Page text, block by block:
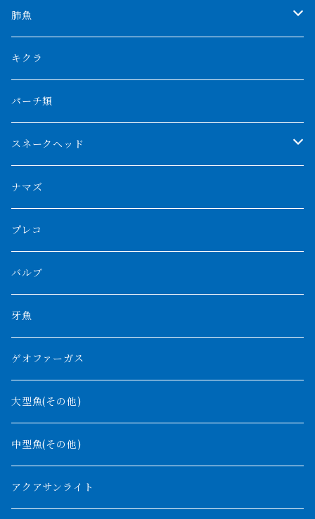
特殊アロワナ
厳選 過背金龍
フルゴールデンクロスバック
ブルーベースクロスバック
BILLY-KENオリジナルブランド紅龍
チョッパーレッド
ブルレッド
その他アジアアロワナ
特殊個体
紅龍
バンジャール
シルバーアロワナ
ブラックアロワナ
ノーザンバラムンディ
その他アロワナ
ダトニオプラスワン
リアルバンド
フォークバンド
フォーバータイガー
メニーバータイガー
ニューギニアダトニオ
特殊ポリプ
プラチナ個体
ショート個体
ハイブリッドポリプ
エンドリケリー
ギニア
ナイジェリア
ナイルビチャー
ナポレオンビチャー
バロ川
ビキールビキール
トゥルカナ湖
オモ川
タンガニーカビチャー
アンソルギー
コウロントン
ラプラディ
ギニア
ナイジェリア
コンギクス
オルナティピンニス
コンゴ
ウィークシー
シナガワダイヤ
ダイヤモンドポルカ
クロコダイル
その他淡水エイ
肺魚
ネオケラ
その他肺魚
キクラ
パーチ類
スネークヘッド
チャンナバルカ
大型スネークヘッド
中型スネークヘッド
小型スネークヘッド
ナマズ
プレコ
バルブ
牙魚
ゲオファーガス
大型魚(その他)
中型魚(その他)
アクアサンライト